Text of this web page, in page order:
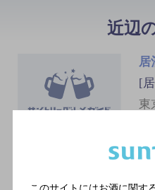
近辺
居
[
東